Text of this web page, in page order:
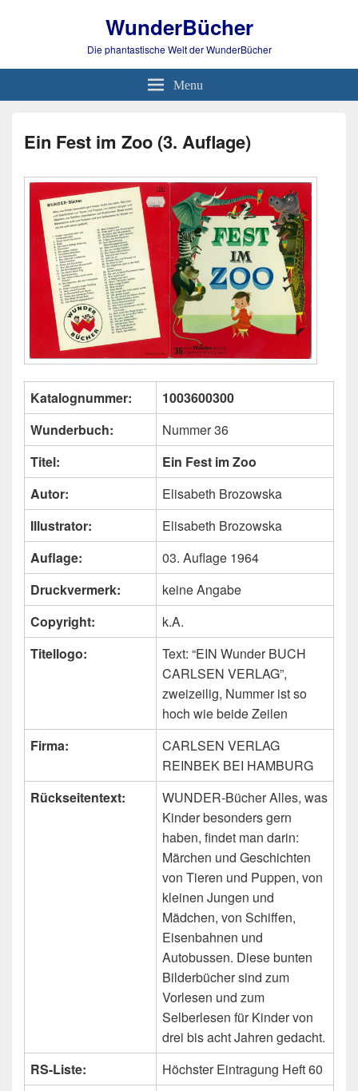
WunderBücher
Die phantastische Welt der WunderBücher
Menu
Ein Fest im Zoo (3. Auflage)
Katalognummer:
1003600300
Wunderbuch:
Nummer 36
Titel:
Ein Fest im Zoo
Autor:
Elisabeth Brozowska
Illustrator:
Elisabeth Brozowska
Auflage:
03. Auflage 1964
Druckvermerk:
keine Angabe
Copyright:
k.A.
Titellogo:
Text: “EIN Wunder BUCH
CARLSEN VERLAG”,
zweizeilig, Nummer ist so
hoch wie beide Zeilen
Firma:
CARLSEN VERLAG
REINBEK BEI HAMBURG
Rückseitentext:
WUNDER-Bücher Alles, was
Kinder besonders gern
haben, findet man darin:
Märchen und Geschichten
von Tieren und Puppen, von
kleinen Jungen und
Mädchen, von Schiffen,
Eisenbahnen und
Autobussen. Diese bunten
Bilderbücher sind zum
Vorlesen und zum
Selberlesen für Kinder von
drei bis acht Jahren gedacht.
RS-Liste:
Höchster Eintragung Heft 60